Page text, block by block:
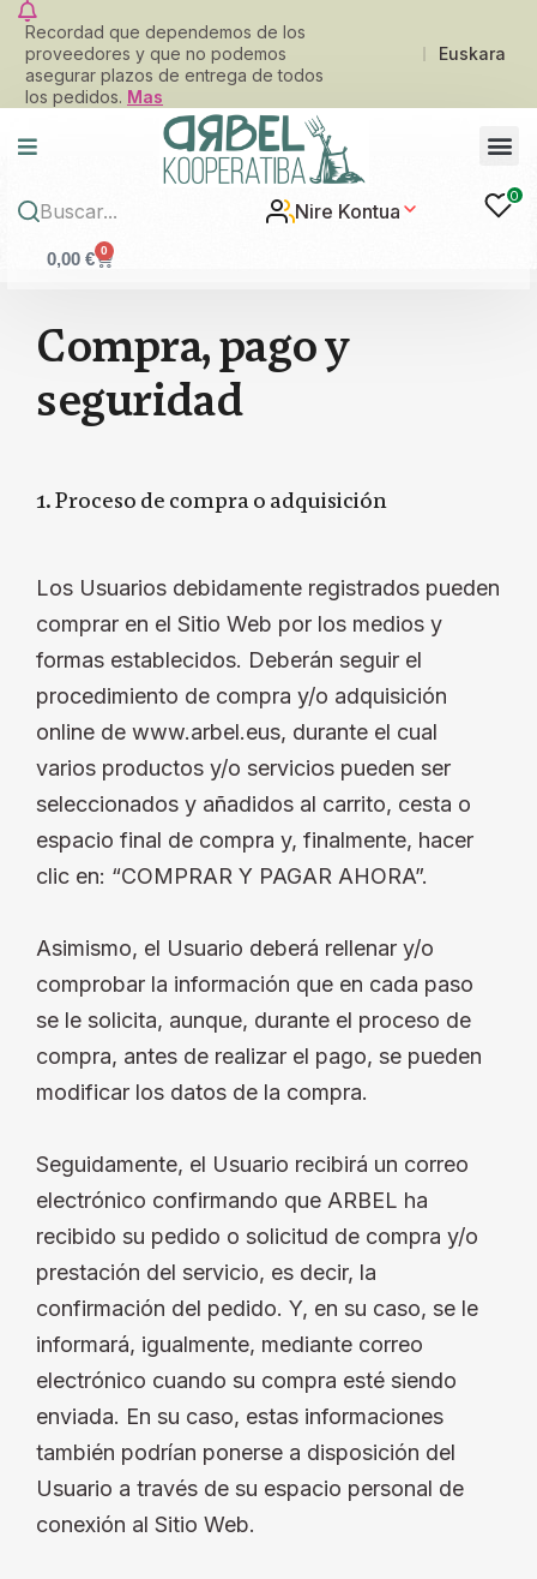
Recordad que dependemos de los
proveedores y que no podemos
asegurar plazos de entrega de todos
los pedidos. Mas
Euskara
Nire Kontua
0
0,00 € 0
Compra,pagoy
seguridad
1. Proceso de compra o adquisición
Los Usuarios debidamente registrados pueden
comprar en el Sitio Web por los medios y
formas establecidos. Deberán seguir el
procedimiento de compra y/o adquisición
online de www.arbel.eus, durante el cual
varios productos y/o servicios pueden ser
seleccionados y añadidos al carrito, cesta o
espacio final de compra y, finalmente, hacer
clic en: “COMPRAR Y PAGAR AHORA”.
Asimismo, el Usuario deberá rellenar y/o
comprobar la información que en cada paso
se le solicita, aunque, durante el proceso de
compra, antes de realizar el pago, se pueden
modificar los datos de la compra.
Seguidamente, el Usuario recibirá un correo
electrónico confirmando que ARBEL ha
recibido su pedido o solicitud de compra y/o
prestación del servicio, es decir, la
confirmación del pedido. Y, en su caso, se le
informará, igualmente, mediante correo
electrónico cuando su compra esté siendo
enviada. En su caso, estas informaciones
también podrían ponerse a disposición del
Usuario a través de su espacio personal de
conexión al Sitio Web.